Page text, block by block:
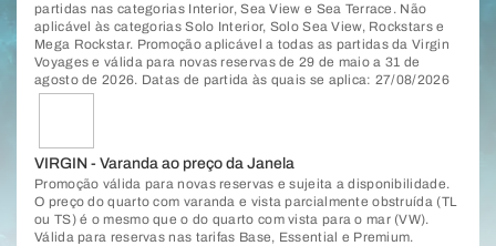
partidas nas categorias Interior, Sea View e Sea Terrace. Não
aplicável às categorias Solo Interior, Solo Sea View, Rockstars e
Mega Rockstar. Promoção aplicável a todas as partidas da Virgin
Voyages e válida para novas reservas de 29 de maio a 31 de
agosto de 2026. Datas de partida às quais se aplica: 27/08/2026
VIRGIN - Varanda ao preço da Janela
Promoção válida para novas reservas e sujeita a disponibilidade.
O preço do quarto com varanda e vista parcialmente obstruída (TL
ou TS) é o mesmo que o do quarto com vista para o mar (VW).
Válida para reservas nas tarifas Base, Essential e Premium.